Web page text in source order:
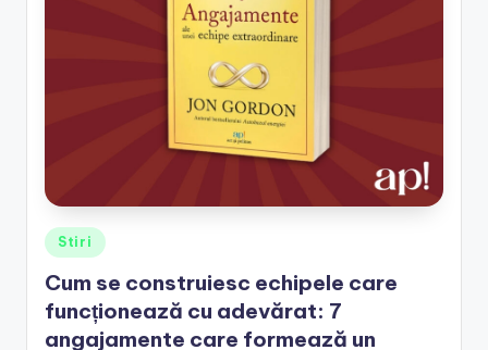
Posted
Stiri
Cum se construiesc echipele care
funcționează cu adevărat: 7
angajamente care formează un